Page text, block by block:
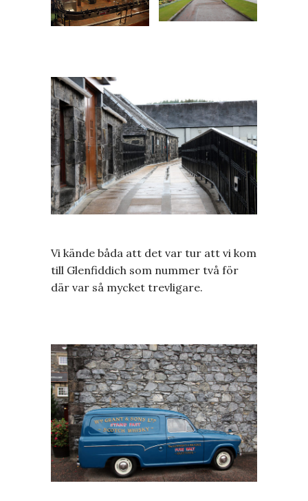
Vi kände båda att det var tur att vi kom
till Glenfiddich som nummer två för
där var så mycket trevligare.